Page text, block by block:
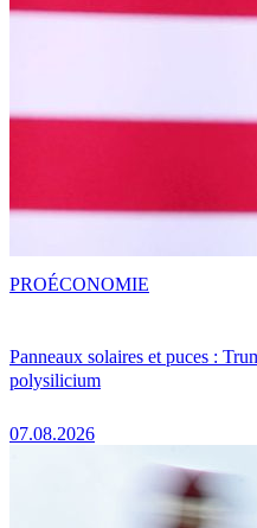
Panneaux solaires et puces :
polysilicium
07.08.2026
PROÉCONOMIE